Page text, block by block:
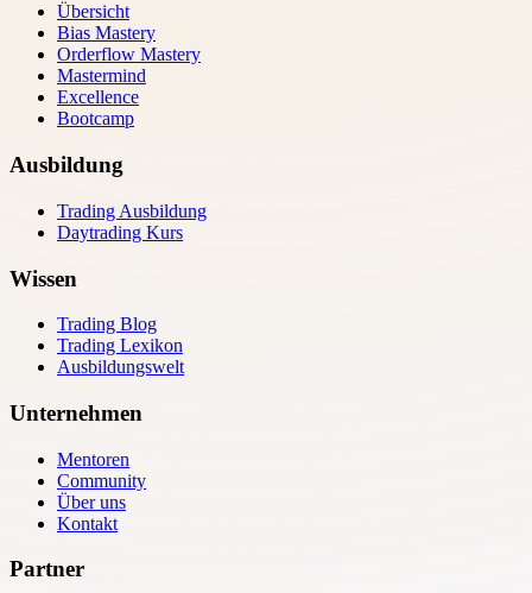
Übersicht
Bias Mastery
Orderflow Mastery
Mastermind
Excellence
Bootcamp
Ausbildung
Trading Ausbildung
Daytrading Kurs
Wissen
Trading Blog
Trading Lexikon
Ausbildungswelt
Unternehmen
Mentoren
Community
Über uns
Kontakt
Partner